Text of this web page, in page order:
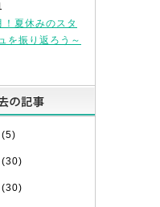
！夏休みのスタ
を振り返ろう～
(5)
(30)
(30)